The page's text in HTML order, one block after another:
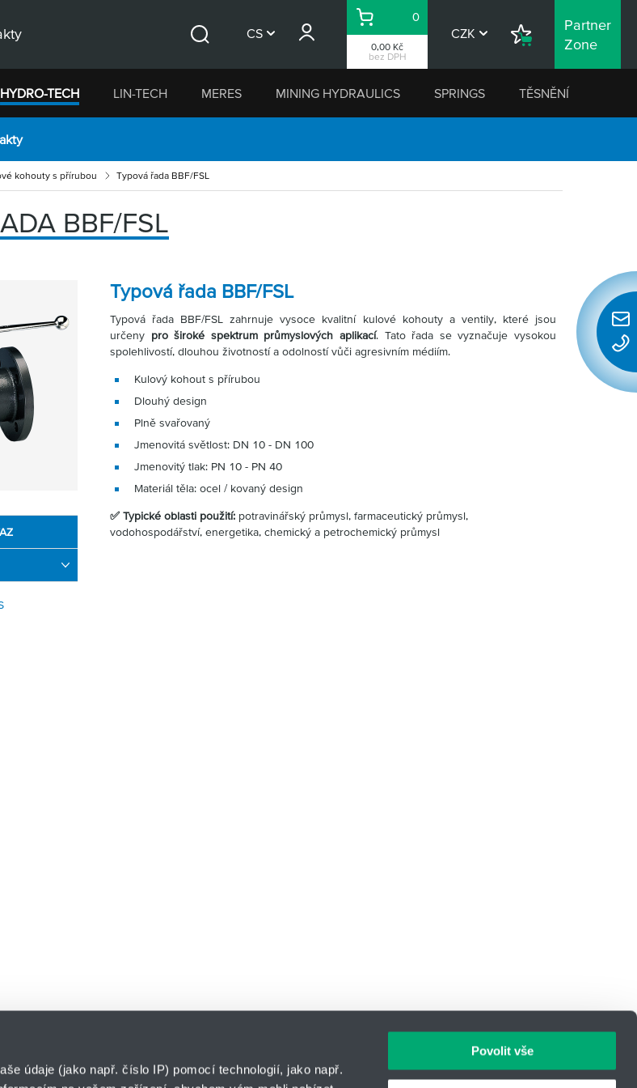
údaje (jako např. číslo IP) pomocí technologií, jako např.
Povolit vše
CS
0,00 Kč
bez DPH
Košík
0
CZK
Nákupní
Partner
Zone
HYDRO-TECH LIN-TECH MERES MINING HYDRAULICS SPRINGS TĚSNĚNÍ
kohouty s přírubou Typová řada BBF/FSL
BBF/FSL
Typová řada BBF/FSL
Typová řada BBF/FSL zahrnuje vysoce kvalitní kulové kohouty a ventily, které jsou
určeny pro široké spektrum průmyslových aplikací. Tato řada se vyznačuje vysokou
spolehlivostí, dlouhou životností a odolností vůči agresivním médiím.
Kulový kohout s přírubou
Dlouhý design
Plně svařovaný
Jmenovitá světlost: DN 10 - DN 100
Jmenovitý tlak: PN 10 - PN 40
Materiál těla: ocel / kovaný design
✅ Typické oblasti použití: potravinářský průmysl, farmaceutický průmysl,
vodohospodářství, energetika, chemický a petrochemický průmysl